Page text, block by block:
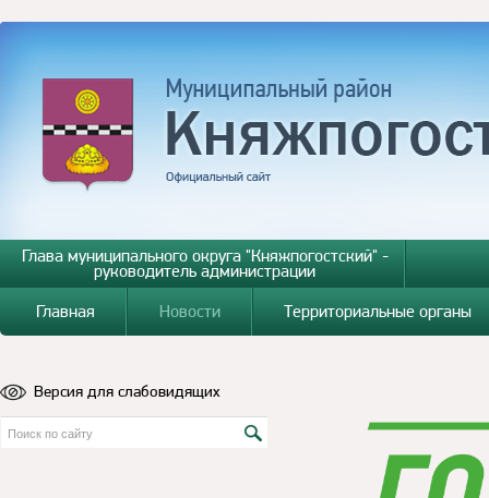
Глава муниципального округа "Княжпогостский" -
руководитель администрации
Главная
Новости Территориальные органы
Версия для слабовидящих